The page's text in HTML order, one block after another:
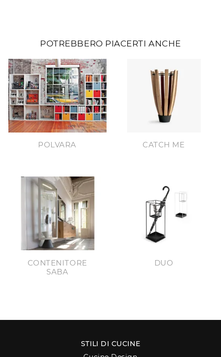
POTREBBERO PIACERTI ANCHE
POLVARA CATCH ME
CONTENITORE
SABA
DUO
STILI DI CUCINE